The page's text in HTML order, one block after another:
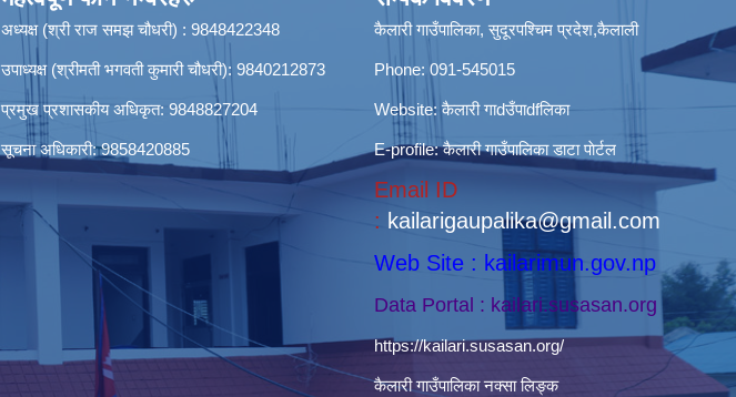
अध्यक्ष (श्री राज समझ चौधरी) : 9848422348
उपाध्यक्ष (श्रीमती भगवती कुमारी चौधरी): 9840212873
प्रमुख प्रशासकीय अधिकृत: 9848827204
सूचना अधिकारी: 9858420885
कैलारी गाउँपालिका, सुदूरपश्चिम प्रदेश,कैलाली
Phone: 091-545015
Website:कैलारी गाdउँपाdfलिका
E-profile:कैलारी गाउँपालिका डाटा पाेर्टल
Email ID
: kailarigaupalika@gmail.com
Web Site : kailarimun.gov.np
Data Portal : kailari.susasan.org
https://kailari.susasan.org/
कैलारी गाउँपालिका नक्सा लिङ्क